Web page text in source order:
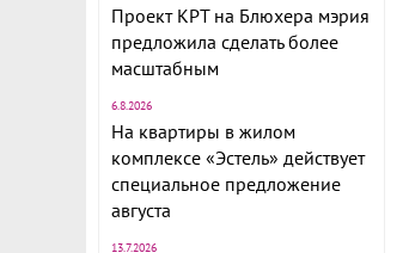
Проект КРТ на Блюхера мэрия
предложила сделать более
масштабным
6.8.2026
На квартиры в жилом
комплексе «Эстель» действует
специальное предложение
августа
13.7.2026